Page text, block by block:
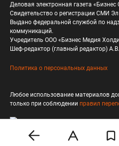
Деловая электронная газета «Бизнес
Свидетельство о регистрации СМИ
Выдано федеральной службой по
коммуникаций.
Учредитель ООО «Бизнес Медия
Шеф-редактор (главный редактор)
Политика о персональных данных
Любое использование материалов
только при соблюдении правил